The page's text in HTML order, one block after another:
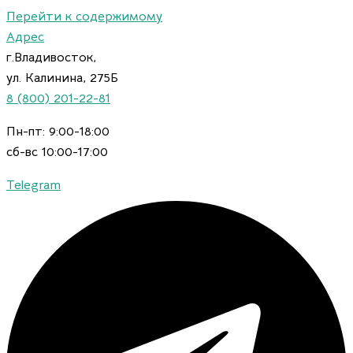
Перейти к содержимому
Адрес
г.Владивосток,
ул. Калинина, 275Б
8 (800) 201-22-81
Пн-пт: 9:00-18:00
сб-вс 10:00-17:00
Telegram